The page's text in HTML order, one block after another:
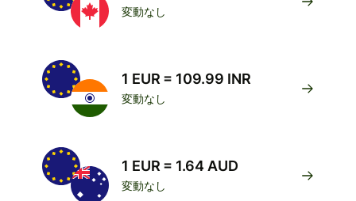
変動なし
1 EUR = 109.99 INR
変動なし
1 EUR = 1.64 AUD
変動なし